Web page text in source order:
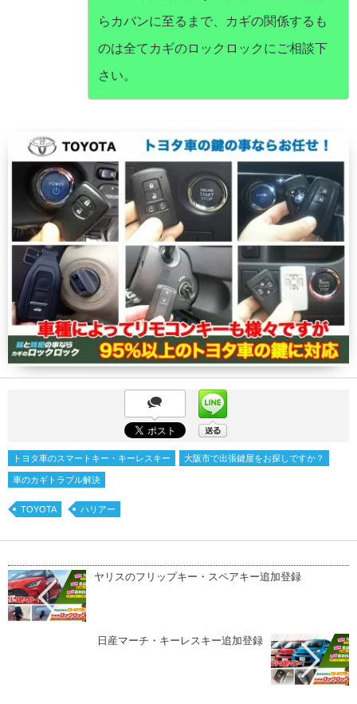
らカバンに至るまで、カギの関係するも
のは全てカギのロックロックにご相談下
さい。
トヨタ車のスマートキー・キーレスキー 大阪市で出張鍵屋をお探しですか？
車のカギトラブル解決
TOYOTA ハリアー
ヤリスのフリップキー・スペアキー追加登録
日産マーチ・キーレスキー追加登録